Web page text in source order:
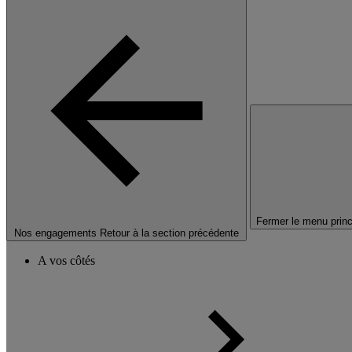
Nos engagements Retour à la section précédente
Fermer le menu
A vos côtés